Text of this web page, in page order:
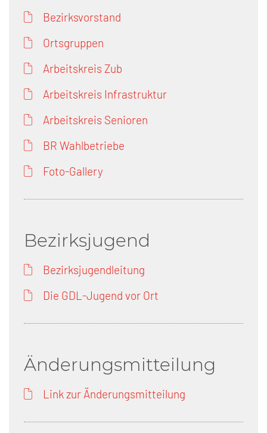
Bezirksvorstand
Ortsgruppen
Arbeitskreis Zub
Arbeitskreis Infrastruktur
Arbeitskreis Senioren
BR Wahlbetriebe
Foto-Gallery
Bezirksjugend
Bezirksjugendleitung
Die GDL-Jugend vor Ort
Änderungsmitteilung
Link zur Änderungsmitteilung